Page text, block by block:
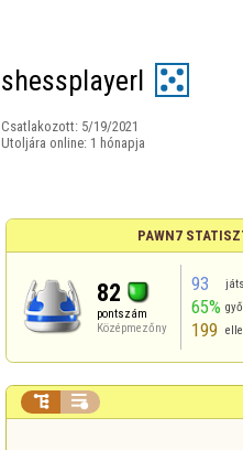
shessplayerI
Csatlakozott: 5/19/2021
Utoljára online: 1 hónapja
PAWN7
82
pontszám
Középmezőny
93
65%
199
 